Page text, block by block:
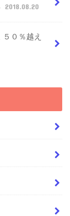
2018.08.20
０％越え